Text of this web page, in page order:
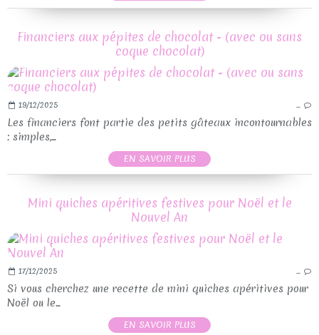
Financiers aux pépites de chocolat - (avec ou sans
coque chocolat)
19/12/2025 …
Les financiers font partie des petits gâteaux incontournables
: simples,...
EN SAVOIR PLUS
Mini quiches apéritives festives pour Noël et le
Nouvel An
17/12/2025 …
Si vous cherchez une recette de mini quiches apéritives pour
Noël ou le...
EN SAVOIR PLUS